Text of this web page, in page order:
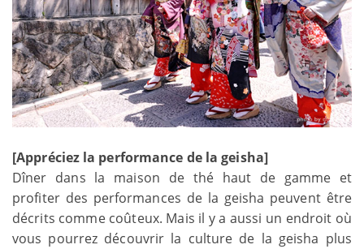
[Appréciez la performance de la geisha]
Dîner dans la maison de thé haut de gamme et
profiter des performances de la geisha peuvent être
décrits comme coûteux. Mais il y a aussi un endroit où
vous pourrez découvrir la culture de la geisha plus